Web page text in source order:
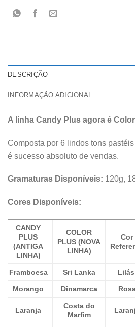
DESCRIÇÃO
INFORMAÇÃO ADICIONAL
A linha Candy Plus agora é
Composta por 6 lindos tons pastéis
é sucesso absoluto de vendas.
Gramaturas Disponíveis: 120g,
Cores Disponíveis:
CANDY
PLUS
(ANTIGA
LINHA)
COLOR
PLUS (NOVA
LINHA)
Cor
Framboesa Sri Lanka Lilás
Morango Dinamarca
Laranja
Costa do
Marfim